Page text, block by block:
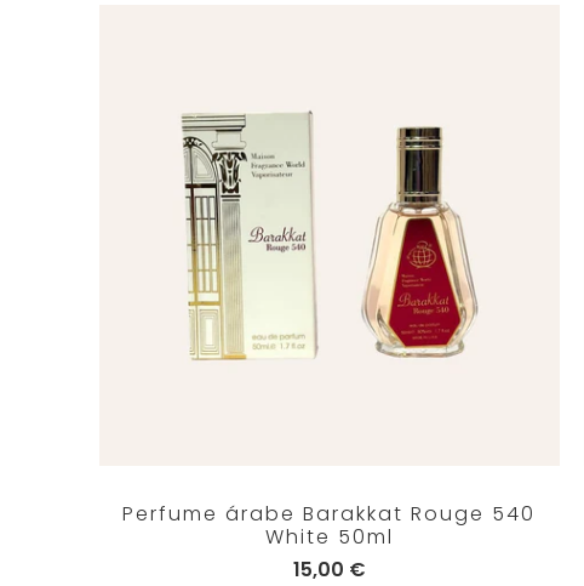
Perfume árabe Barakkat Rouge 540
White 50ml
15,00 €